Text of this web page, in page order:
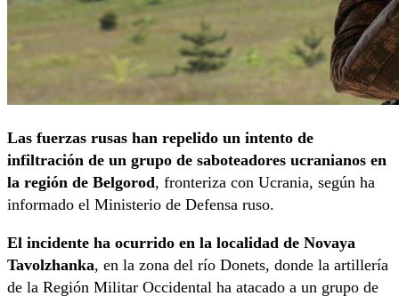
Las fuerzas rusas han repelido un intento de
infiltración de un grupo de saboteadores ucranianos en
la región de Belgorod, fronteriza con Ucrania, según ha
informado el Ministerio de Defensa ruso.
El incidente ha ocurrido en la localidad de Novaya
Tavolzhanka, en la zona del río Donets, donde la artillería
de la Región Militar Occidental ha atacado a un grupo de